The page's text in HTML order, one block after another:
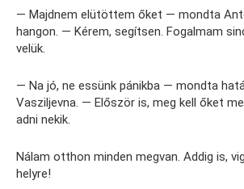
— Majdnem elütöttem őket — mondta
hangon. — Kérem, segítsen. Fogalmam
velük.
— Na jó, ne essünk pánikba — mondta
Vasziljevna. — Először is, meg kell őket
adni nekik.
Nálam otthon minden megvan. Addig is,
helyre!